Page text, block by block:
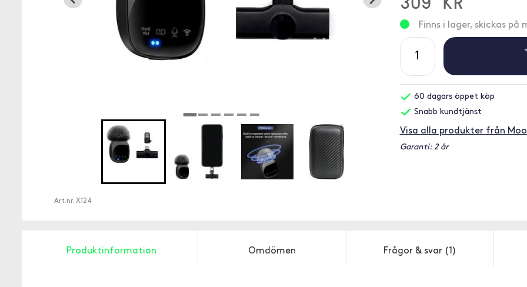
Art.nr. X124
Finns i lager, skickas på
60 dagars öppet köp
Snabb kundtjänst
Visa alla produkter från
Garanti: 2 år
Produktinformation Omdömen Frågor & svar (1)